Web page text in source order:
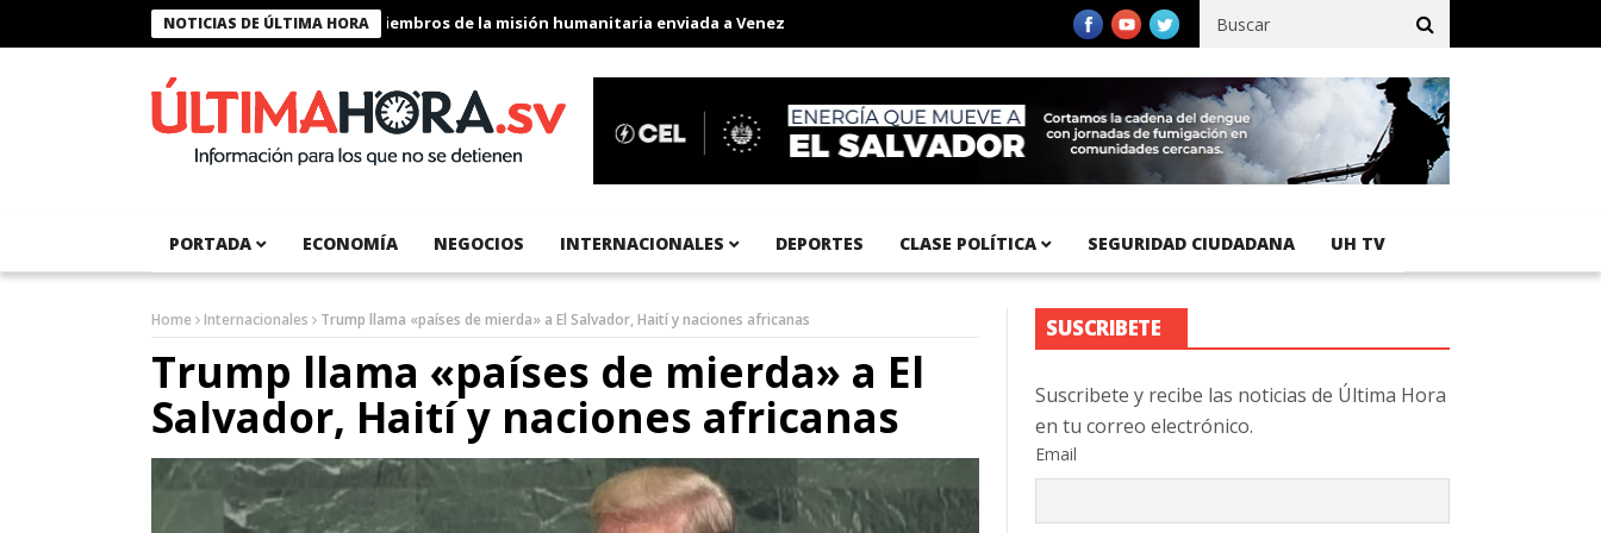
NOTICIAS DE ÚLTIMA HORA
Presidente Bukele condecora a miembros de la misión humanitaria enviada a Venezuela Aeropuerto Internacional del Pacífico registra 92 % de avance en obras de terracería
PORTADA ECONOMÍA NEGOCIOS INTERNACIONALES DEPORTES CLASE POLÍTICA SEGURIDAD CIUDADANA UH TV
Home Internacionales Trump llama «países de mierda» a El Salvador, Haití y naciones africanas
Trump llama «países de mierda» a El
Salvador, Haití y naciones africanas
SUSCRIBETE
Suscribete y recibe las noticias de Última Hora
en tu correo electrónico.
Email